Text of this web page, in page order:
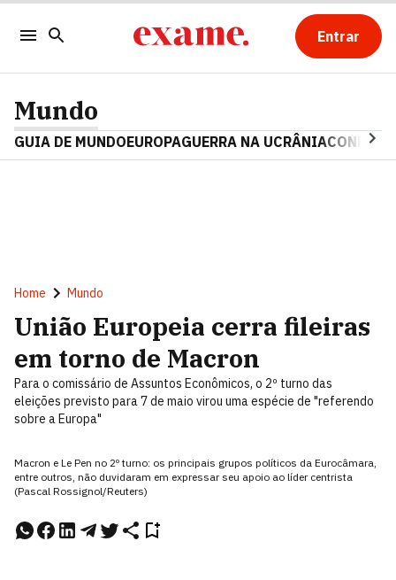
Entrar
Mundo
GUIA DE MUNDOEUROPAGUERRA NA UCRÂNIA
Home Mundo
União Europeia cerra fileiras
em torno de Macron
Para o comissário de Assuntos Econômicos, o 2º turno das
eleições previsto para 7 de maio virou uma espécie de "referendo
sobre a Europa"
Macron e Le Pen no 2º turno: os principais grupos políticos da Eurocâmara,
entre outros, não duvidaram em expressar seu apoio ao líder centrista
(Pascal Rossignol/Reuters)